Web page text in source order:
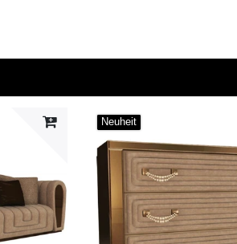
Neuheit